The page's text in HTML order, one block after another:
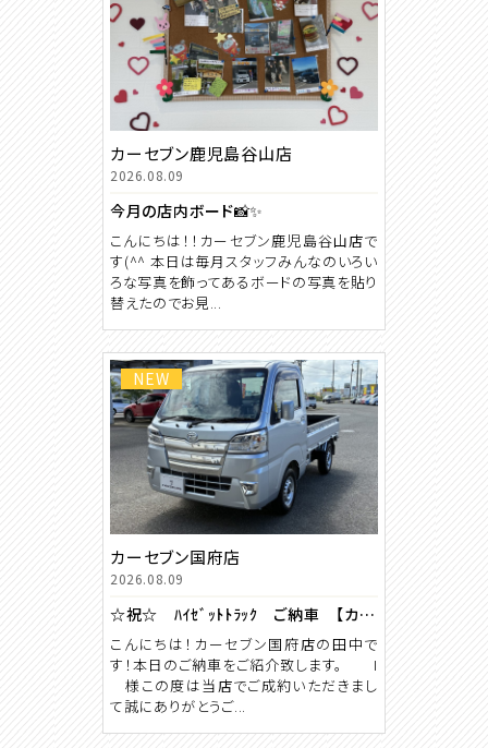
カーセブン鹿児島谷山店
2026.08.09
今月の店内ボード📸✨
こんにちは！！カーセブン鹿児島谷山店で
す(^^ 本日は毎月スタッフみんなのいろい
ろな写真を飾ってあるボードの写真を貼り
替えたのでお見...
NEW
カーセブン国府店
2026.08.09
☆祝☆ ﾊｲｾﾞｯﾄﾄﾗｯｸ ご納車 【カーセブン国府店】
こんにちは！カーセブン国府店の田中で
す！本日のご納車をご紹介致します。 I
様この度は当店でご成約いただきまし
て誠にありがとうご...